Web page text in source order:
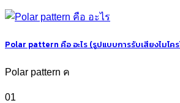
Polar pattern คือ อะไร (รูปแบบการรับเสียงไมโค
Polar pattern ค
01